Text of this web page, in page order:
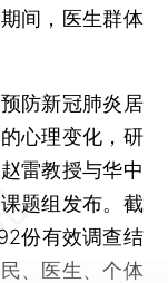
间，医生群体
防新冠肺炎居
心理变化，研
雷教授与华中
题组发布。截
份有效调查结
、医生、个体